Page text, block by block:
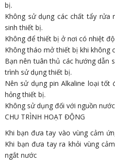
bị.
Không sử dụng các chất tẩy rửa
sinh thiết bị.
Không để thiết bị ở nơi có nhiệt
Không tháo mở thiết bị khi không
Bạn nên tuân thủ các hướng dẫn
trình sử dụng thiết bị.
Nên sử dụng pin Alkaline loại
hỏng thiết bị.
Không sử dụng đối với nguồn
CHU TRÌNH HOẠT ĐỘNG
Khi bạn đưa tay vào vùng cảm
Khi bạn đưa tay ra khỏi vùng
ngắt nước